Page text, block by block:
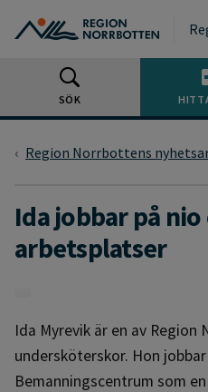
SÖK
Region Norrbottens
Ida jobbar på
arbetsplatser
Ida Myrevik är en av Region
undersköterskor. Hon
Bemanningscentrum som